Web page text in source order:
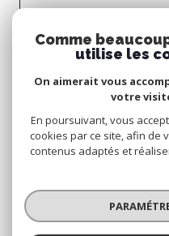
Comme
utilise les
On aimerait vous
votre
En poursuivant, vous
cookies par ce site, afin de
contenus adaptés et